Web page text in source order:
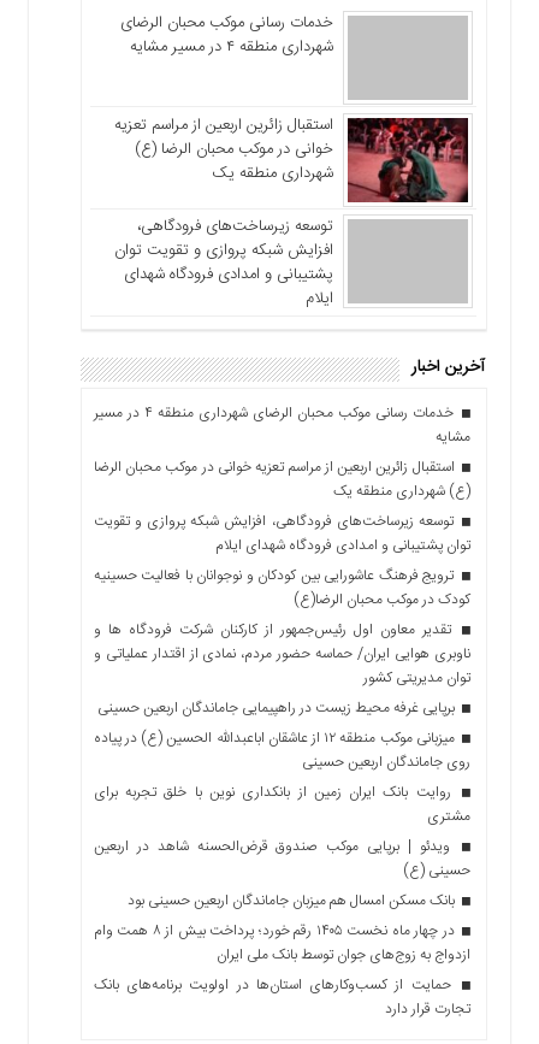
خدمات رسانی موکب محبان الرضای
شهرداری منطقه ۴ در مسیر مشایه
استقبال زائرین اربعین از مراسم تعزیه
خوانی در موکب محبان الرضا (ع)
شهرداری منطقه یک
توسعه زیرساخت‌های فرودگاهی،
افزایش شبکه پروازی و تقویت توان
پشتیبانی و امدادی فرودگاه شهدای
ایلام
آخرین اخبار
خدمات رسانی موکب محبان الرضای شهرداری منطقه ۴ در مسیر
مشایه
استقبال زائرین اربعین از مراسم تعزیه خوانی در موکب محبان الرضا
(ع) شهرداری منطقه یک
توسعه زیرساخت‌های فرودگاهی، افزایش شبکه پروازی و تقویت
توان پشتیبانی و امدادی فرودگاه شهدای ایلام
ترویج فرهنگ عاشورایی بین کودکان و نوجوانان با فعالیت حسینیه
کودک در موکب محبان الرضا(ع)
تقدیر معاون اول رئیس‌جمهور از کارکنان شرکت فرودگاه ها و
ناوبری هوایی ایران/ حماسه حضور مردم، نمادی از اقتدار عملیاتی و
توان مدیریتی کشور
برپایی غرفه محیط زیست در راهپیمایی جاماندگان اربعین حسینی
میزبانی موکب منطقه ۱۲ از عاشقان اباعبدالله الحسین (ع) در پیاده
روی جاماندگان اربعین حسینی
روایت بانک ایران زمین از بانکداری نوین با خلق تجربه برای
مشتری
ویدئو | برپایی موکب صندوق قرض‌الحسنه شاهد در اربعین
حسینی (ع)
بانک مسکن امسال هم میزبان جاماندگان اربعین حسینی بود
در چهار ماه نخست ۱۴۰۵ رقم خورد؛ پرداخت بیش از ۸ همت وام
ازدواج به زوج‌های جوان توسط بانک ملی ایران
حمایت از کسب‌وکارهای استان‌ها در اولویت برنامه‌های بانک
تجارت قرار دارد